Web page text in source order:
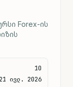
Forex-ის
10
21 ივლ. 2026